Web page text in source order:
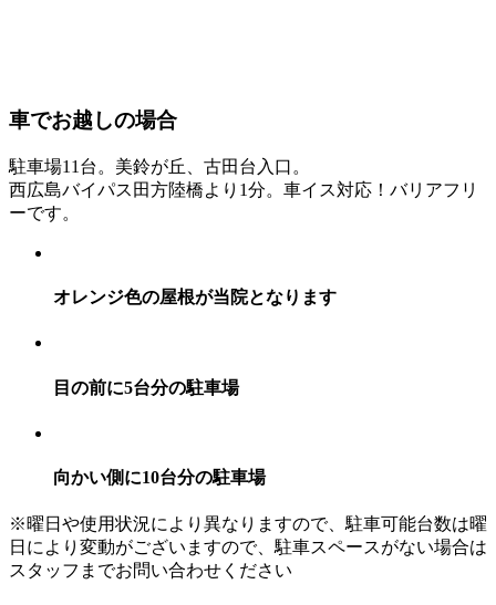
車でお越しの場合
駐車場11台。美鈴が丘、古田台入口。
西広島バイパス田方陸橋より1分。車イス対応！バリアフリ
ーです。
オレンジ色の屋根が当院となります
目の前に5台分の駐車場
向かい側に10台分の駐車場
※曜日や使用状況により異なりますので、駐車可能台数は曜
日により変動がございますので、駐車スペースがない場合は
スタッフまでお問い合わせください